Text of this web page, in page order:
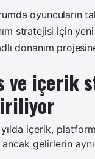
oyuncuların
stratejisi için yeni
donanım
ve içerik
içerik,
ancak gelirlerin